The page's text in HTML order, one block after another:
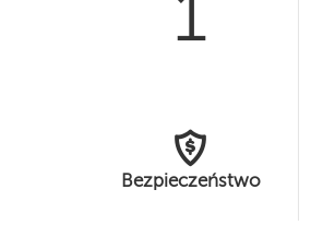
1
Bezpieczeństwo